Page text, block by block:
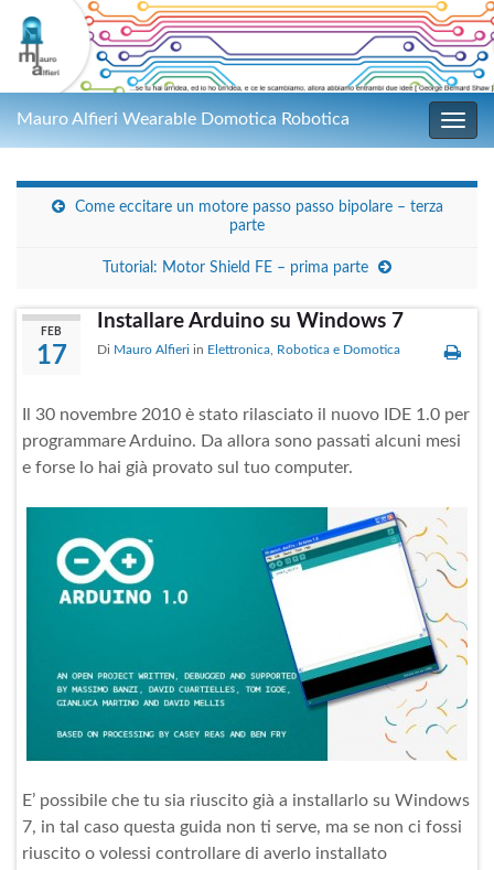
Mauro Alfieri Wearable Domotica Robotica
Come eccitare un motore passo passo bipolare – terza
parte
Tutorial: Motor Shield FE – prima parte
FEB
17
Installare Arduino su Windows 7
Di Mauro Alfieri in Elettronica Robotica e Domotica
Il 30 novembre 2010 è stato rilasciato il nuovo IDE 1.0 per
programmare Arduino. Da allora sono passati alcuni mesi
e forse lo hai già provato sul tuo computer.
E’ possibile che tu sia riuscito già a installarlo su Windows
7, in tal caso questa guida non ti serve, ma se non ci fossi
riuscito o volessi controllare di averlo installato